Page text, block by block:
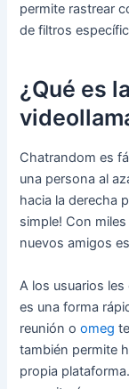
permite rastrear
de filtros
¿Qué es
Chatrandom es
una persona al
hacia la derecha
simple! Con
nuevos amigos
A los usuarios
es una forma
reunión oomeg
también permite
propia